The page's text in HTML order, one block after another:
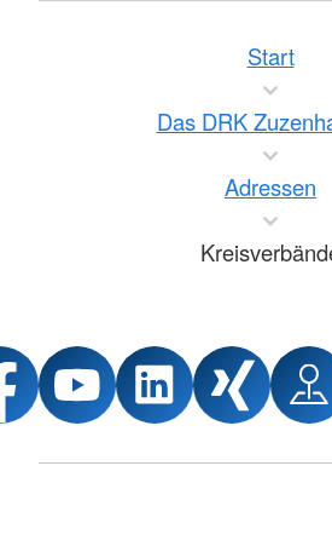
Start
Das DRK
Adressen